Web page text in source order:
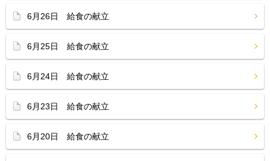
6月26日 給食の献立
6月25日 給食の献立
6月24日 給食の献立
6月23日 給食の献立
6月20日 給食の献立